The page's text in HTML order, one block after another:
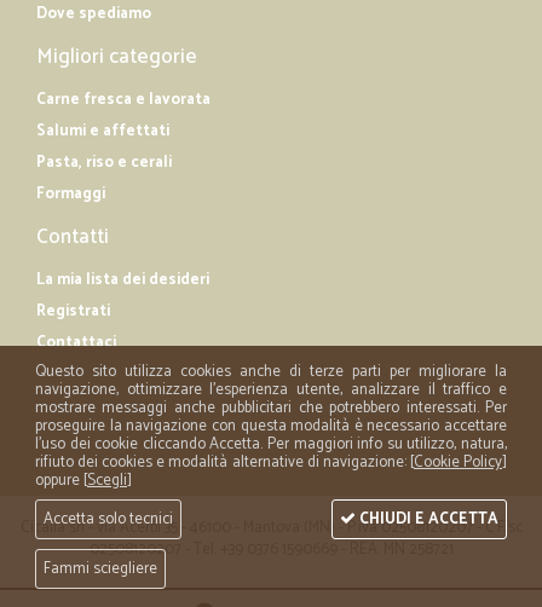
Dove spediamo
Migliori categorie
Carne fresca e lavorata
Salumi e affettati
Pasta, riso e cerali
Formaggi
Contatti
La mia lista dei desideri
Registrati
Contattaci
Cicalia srl - via Acerbi 35 - 46100 - Mantova (MN) - P.iva 02508120207 - C.Fisc
02508120207 - Tel. +39 0376 1590669 - REA: MN 258721
Questo sito utilizza cookies anche di terze parti per migliorare la
navigazione, ottimizzare l'esperienza utente, analizzare il traffico e
mostrare messaggi anche pubblicitari che potrebbero interessati. Per
proseguire la navigazione con questa modalità è necessario accettare
l'uso dei cookie cliccando Accetta. Per maggiori info su utilizzo, natura,
rifiuto dei cookies e modalità alternative di navigazione: [Cookie Policy]
oppure [Scegli]
Accetta solo tecnici
Fammi sciegliere
CHIUDI E ACCETTA